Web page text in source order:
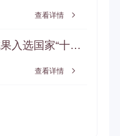
查看详情
艾尔普再生医学携项目成果入选国家“十三五”创新成果展
查看详情